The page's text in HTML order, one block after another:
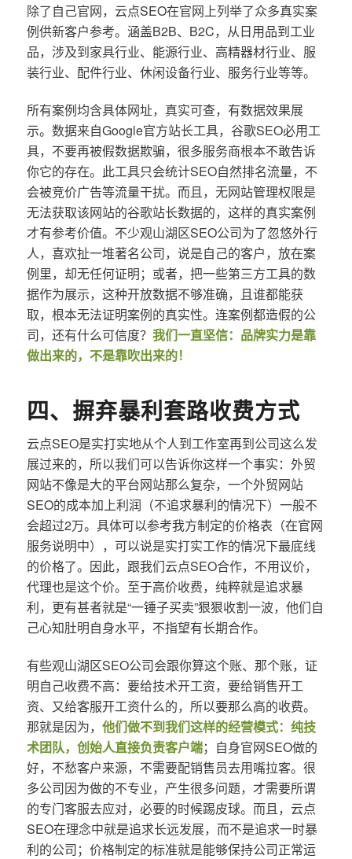
除了自己官网，云点SEO在官网上列举了众多真实案
例供新客户参考。涵盖B2B、B2C，从日用品到工业
品，涉及到家具行业、能源行业、高精器材行业、服
装行业、配件行业、休闲设备行业、服务行业等等。
所有案例均含具体网址，真实可查，有数据效果展
示。数据来自Google官方站长工具，谷歌SEO必用工
具，不要再被假数据欺骗，很多服务商根本不敢告诉
你它的存在。此工具只会统计SEO自然排名流量，不
会被竞价广告等流量干扰。而且，无网站管理权限是
无法获取该网站的谷歌站长数据的，这样的真实案例
才有参考价值。不少观山湖区SEO公司为了忽悠外行
人，喜欢扯一堆著名公司，说是自己的客户，放在案
例里，却无任何证明；或者，把一些第三方工具的数
据作为展示，这种开放数据不够准确，且谁都能获
取，根本无法证明案例的真实性。连案例都造假的公
司，还有什么可信度？ 我们一直坚信：品牌实力是靠
做出来的，不是靠吹出来的！
四、摒弃暴利套路收费方式
云点SEO是实打实地从个人到工作室再到公司这么发
展过来的，所以我们可以告诉你这样一个事实：外贸
网站不像是大的平台网站那么复杂，一个外贸网站
SEO的成本加上利润（不追求暴利的情况下）一般不
会超过2万。具体可以参考我方制定的价格表（在官网
服务说明中），可以说是实打实工作的情况下最底线
的价格了。因此，跟我们云点SEO合作，不用议价，
代理也是这个价。至于高价收费，纯粹就是追求暴
利，更有甚者就是“一锤子买卖”狠狠收割一波，他们自
己心知肚明自身水平，不指望有长期合作。
有些观山湖区SEO公司会跟你算这个账、那个账，证
明自己收费不高：要给技术开工资，要给销售开工
资、又给客服开工资什么的，所以要那么高的收费。
那就是因为， 他们做不到我们这样的经营模式：纯技
术团队，创始人直接负责客户端；自身官网SEO做的
好，不愁客户来源，不需要配销售员去用嘴拉客。很
多公司因为做的不专业，产生很多问题，才需要所谓
的专门客服去应对，必要的时候踢皮球。而且，云点
SEO在理念中就是追求长远发展，而不是追求一时暴
利的公司；价格制定的标准就是能够保持公司正常运